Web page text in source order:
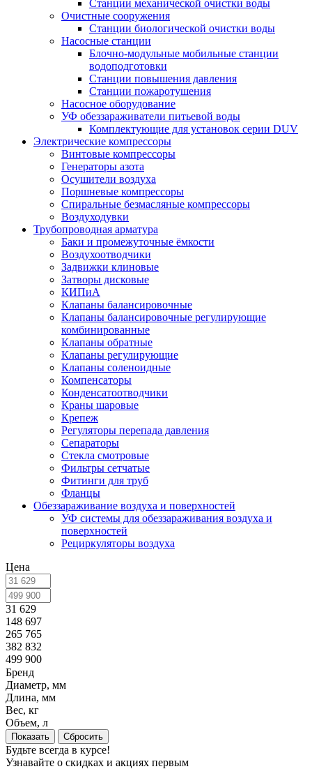
Станции механической очистки воды
Очистные сооружения
Станции биологической очистки воды
Насосные станции
Блочно-модульные мобильные станции
водоподготовки
Станции повышения давления
Станции пожаротушения
Насосное оборудование
УФ обеззараживатели питьевой воды
Комплектующие для установок серии DUV
Электрические компрессоры
Винтовые компрессоры
Генераторы азота
Осушители воздуха
Поршневые компрессоры
Спиральные безмасляные компрессоры
Воздуходувки
Трубопроводная арматура
Баки и промежуточные ёмкости
Воздухоотводчики
Задвижки клиновые
Затворы дисковые
КИПиА
Клапаны балансировочные
Клапаны балансировочные регулирующие
комбинированные
Клапаны обратные
Клапаны регулирующие
Клапаны соленоидные
Компенсаторы
Конденсатоотводчики
Краны шаровые
Крепеж
Регуляторы перепада давления
Сепараторы
Стекла смотровые
Фильтры сетчатые
Фитинги для труб
Фланцы
Обеззараживание воздуха и поверхностей
УФ системы для обеззараживания воздуха и
поверхностей
Рециркуляторы воздуха
Цена
31 629
148 697
265 765
382 832
499 900
Бренд
Диаметр, мм
Длина, мм
Вес, кг
Объем, л
Сбросить
Будьте всегда в курсе!
Узнавайте о скидках и акциях первым